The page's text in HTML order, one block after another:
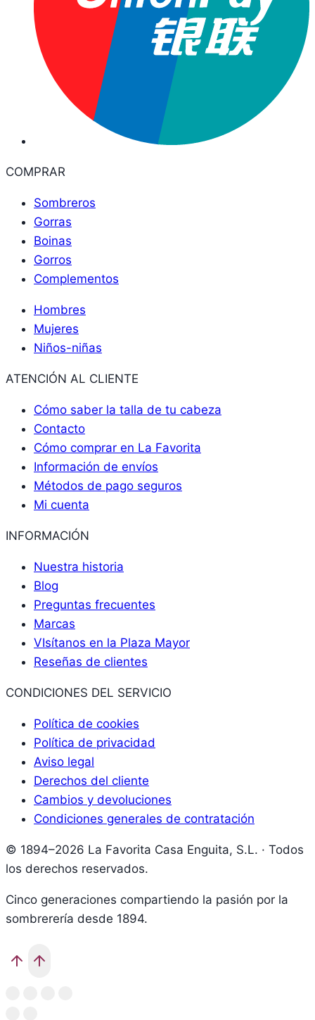
COMPRAR
Sombreros
Gorras
Boinas
Gorros
Complementos
Hombres
Mujeres
Niños-niñas
ATENCIÓN AL CLIENTE
Cómo saber la talla de tu cabeza
Contacto
Cómo comprar en La Favorita
Información de envíos
Métodos de pago seguros
Mi cuenta
INFORMACIÓN
Nuestra historia
Blog
Preguntas frecuentes
Marcas
VIsítanos en la Plaza Mayor
Reseñas de clientes
CONDICIONES DEL SERVICIO
Política de cookies
Política de privacidad
Aviso legal
Derechos del cliente
Cambios y devoluciones
Condiciones generales de contratación
© 1894–2026 La Favorita Casa Enguita, S.L. · Todos
los derechos reservados.
Cinco generaciones compartiendo la pasión por la
sombrerería desde 1894.